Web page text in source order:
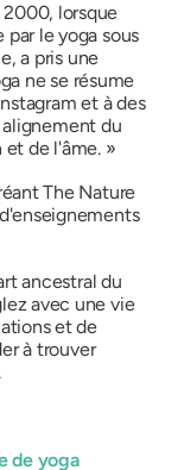
lorsque
le yoga sous
a pris une
ne se résume
et à des
du
et de l'âme. »
The Nature
ancestral du
avec une vie
et de
à trouver
de yoga